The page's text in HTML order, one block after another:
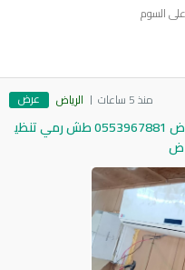
على السوم
منذ 5 ساعات الرياض عرض
التخلص من الاثاث القديم بالرياض 0553967881 طش رمي تنظي